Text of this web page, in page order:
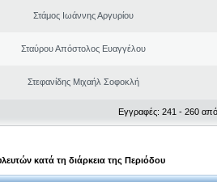
Στάμος Ιωάννης Αργυρίου
Σταύρου Απόστολος Ευαγγέλου
Στεφανίδης Μιχαήλ Σοφοκλή
Εγγραφές: 241 - 260 από
κατά τη διάρκεια της Περιόδου